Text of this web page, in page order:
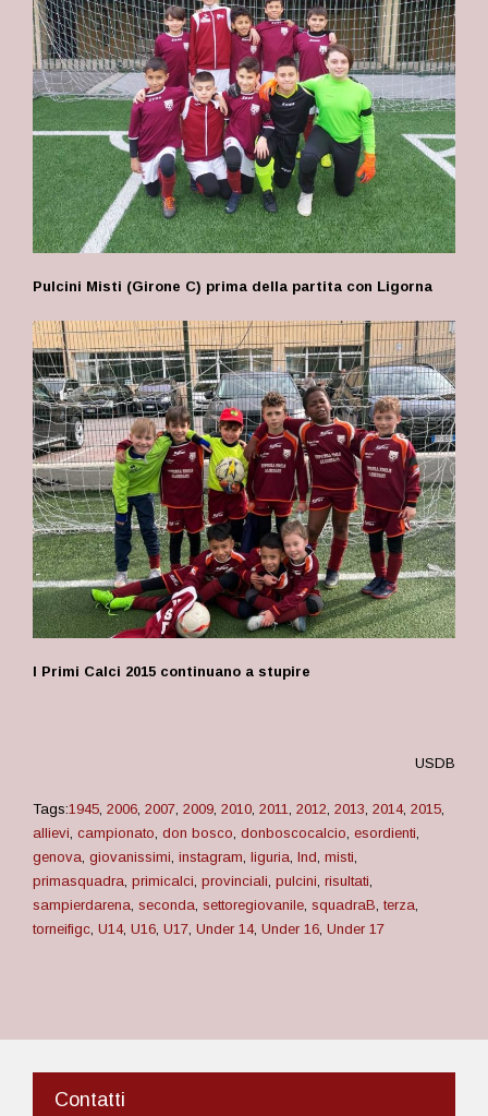
Pulcini Misti (Girone C) prima della partita con Ligorna
I Primi Calci 2015 continuano a stupire
USDB
Tags:1945, 2006, 2007, 2009, 2010, 2011, 2012, 2013, 2014, 2015,
allievi, campionato, don bosco, donboscocalcio, esordienti,
genova, giovanissimi, instagram, liguria, lnd, misti,
primasquadra, primicalci, provinciali, pulcini, risultati,
sampierdarena, seconda, settoregiovanile, squadraB, terza,
torneifigc, U14, U16, U17, Under 14, Under 16, Under 17
Contatti